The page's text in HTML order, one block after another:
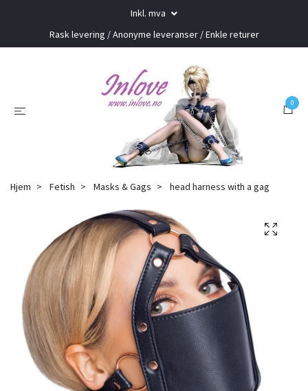
Inkl. mva
Rask levering / Anonyme leveranser / Enkle returer
0
Hjem Fetish Masks & Gags head harness with a gag